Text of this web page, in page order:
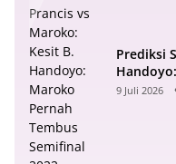
Prediksi
Semifinal
9 Juli 2026